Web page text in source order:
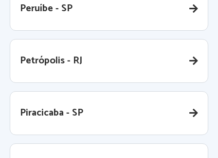
Peruíbe - SP
Petrópolis - RJ
Piracicaba - SP